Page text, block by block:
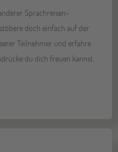
Sprachreisen-
doch einfach auf der
Teilnehmer und erfahre
du dich freuen kannst.